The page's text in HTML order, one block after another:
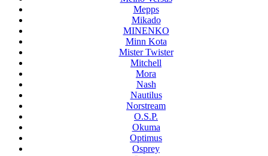
Mepps
Mikado
MINENKO
Minn Kota
Mister Twister
Mitchell
Mora
Nash
Nautilus
Norstream
O.S.P.
Okuma
Optimus
Osprey